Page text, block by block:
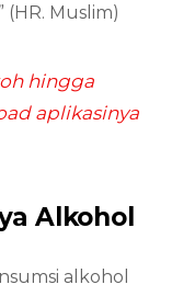
(HR. Muslim)
hingga
aplikasinya
Alkohol
alkohol